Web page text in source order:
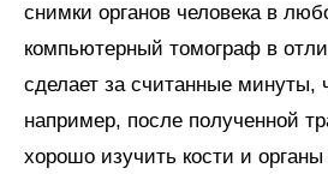
снимки органов человека в
компьютерный томограф в
сделает за считанные минуты,
например, после полученной
хорошо изучить кости и органы